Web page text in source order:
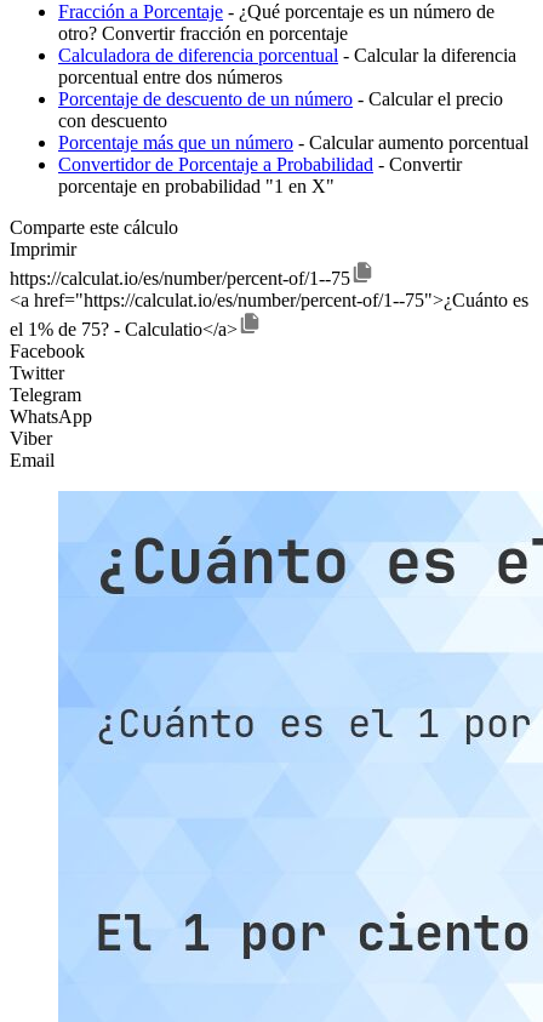
Fracción a Porcentaje - ¿Qué porcentaje es un número de
otro? Convertir fracción en porcentaje
Calculadora de diferencia porcentual - Calcular la diferencia
porcentual entre dos números
Porcentaje de descuento de un número - Calcular el precio
con descuento
Porcentaje más que un número - Calcular aumento porcentual
Convertidor de Porcentaje a Probabilidad - Convertir
porcentaje en probabilidad "1 en X"
Comparte este cálculo
Imprimir
https://calculat.io/es/number/percent-of/1--75
<a href="https://calculat.io/es/number/percent-of/1--75">¿Cuánto es
el 1% de 75? - Calculatio</a>
Facebook
Twitter
Telegram
WhatsApp
Viber
Email